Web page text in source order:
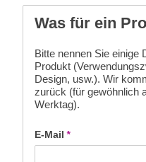
Was für ein
Bitte nennen Sie einige
Produkt
Design, usw.). Wir
zurück (für gewöhnlich
Werktag).
E-Mail *